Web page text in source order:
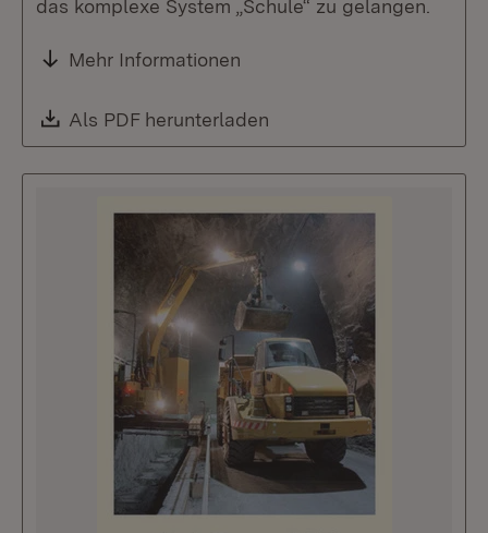
das komplexe System „Schule“ zu gelangen.
Mehr Informationen
Download:
Als PDF herunterladen